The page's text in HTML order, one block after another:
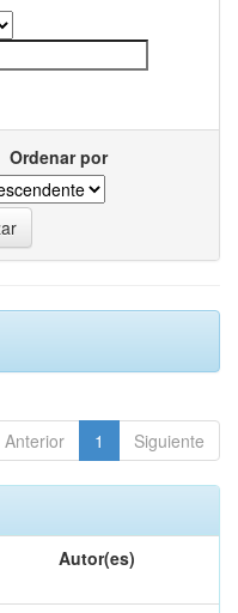
Ordenar por
Anterior 1 Siguiente
Autor(es)